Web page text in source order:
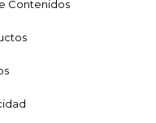
Contenidos